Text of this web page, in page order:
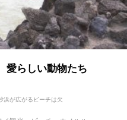
愛らしい動物たち
浜が広がるビーチは欠